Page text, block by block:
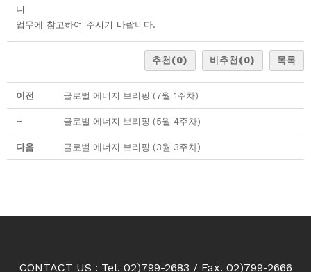
니
업무에 참고하여 주시기 바랍니다.
추천 (0) 비추천 (0) 목록
이전 글로벌 에너지 브리핑 (7월 1주차)
– 글로벌 에너지 브리핑 (5월 4주차)
다음 글로벌 에너지 브리핑 (3월 3주차)
CONTACT US : Tel. 02)799-2683 / Fax. 02)799-2666